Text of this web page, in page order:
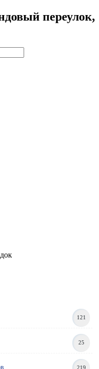
переулок,
121
25
219